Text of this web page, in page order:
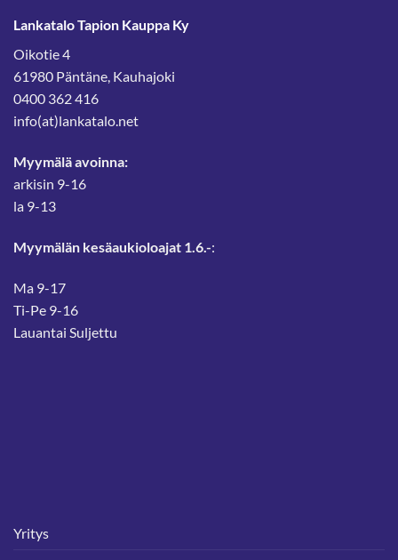
Lankatalo Tapion Kauppa Ky
Oikotie 4
61980 Päntäne, Kauhajoki
0400 362 416
info(at)lankatalo.net
Myymälä avoinna:
arkisin 9-16
la 9-13
Myymälän kesäaukioloajat 1.6.-:
Ma 9-17
Ti-Pe 9-16
Lauantai Suljettu
Yritys